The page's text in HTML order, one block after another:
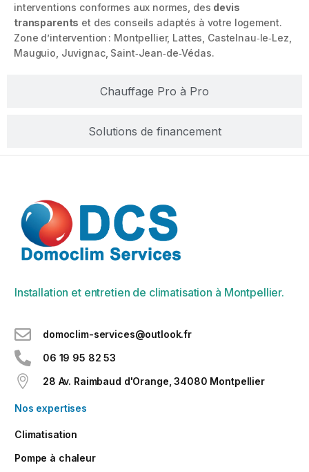
Chauffage Pro à Pro
Solutions de financement
interventions conformes aux normes, des devis
transparents et des conseils adaptés à votre logement.
Zone d’intervention : Montpellier, Lattes, Castelnau‑le‑Lez,
Mauguio, Juvignac, Saint‑Jean‑de‑Védas.
Installation et entretien de climatisation à Montpellier.
domoclim-services@outlook.fr
06 19 95 82 53
28 Av. Raimbaud d'Orange, 34080 Montpellier
Nos expertises
Climatisation
Pompe à chaleur